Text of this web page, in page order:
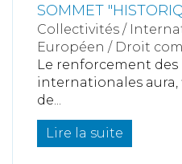
SOMMET
Collectivités /
Européen / Droit
Le renforcement
internationales
de...
Lire la suite